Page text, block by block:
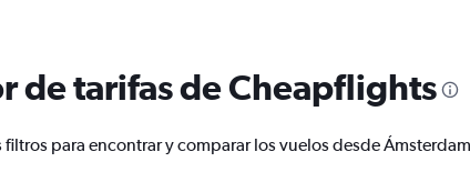
de tarifas de Cheapflights
filtros para encontrar y comparar los vuelos desde